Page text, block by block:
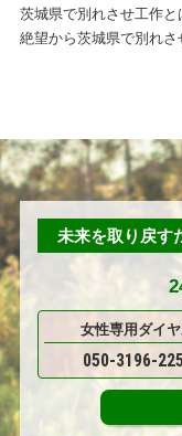
茨城県で別れさせ工作と
絶望から茨城県で別れさ
未来を取り戻す
女性専用ダイ
050-3196-